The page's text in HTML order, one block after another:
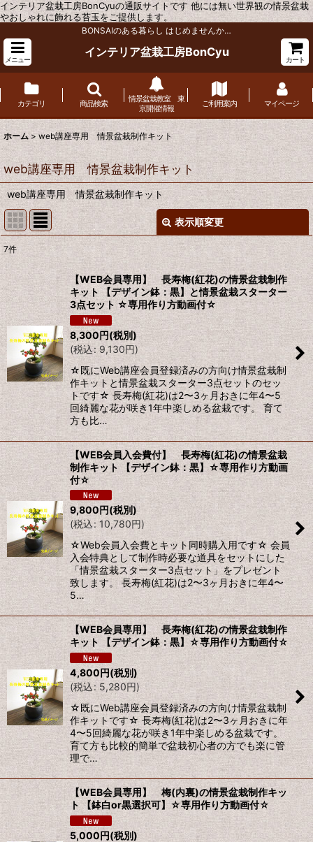
インテリア盆栽工房BonCyuの通販サイトです 他には無い世界観の情景盆栽
やおしゃれに飾れる苔玉をご提供します。
BONSAIのある暮らし はじめませんか…
メニュー
インテリア盆栽工房BonCyu
カート
カテゴリ 商品検索
情景盆栽教室 東
京開催情報
ご利用案内 マイページ
ホーム > web講座専用 情景盆栽制作キット
web講座専用 情景盆栽制作キット
web講座専用 情景盆栽制作キット
表示順変更
表示数
並び順 :
絞り込む
7件
【WEB会員専用】 長寿梅(紅花)の情景盆栽制作
キット 【デザイン鉢：黒】と情景盆栽スターター
3点セット ☆専用作り方動画付☆
8,300円(税別)
(税込: 9,130円)
☆既にWeb講座会員登録済みの方向け情景盆栽制
作キットと情景盆栽スターター3点セットのセッ
トです☆ 長寿梅(紅花)は2〜3ヶ月おきに年4〜5
回綺麗な花が咲き1年中楽しめる盆栽です。 育て
方も比…
【WEB会員入会費付】 長寿梅(紅花)の情景盆栽
制作キット 【デザイン鉢：黒】☆専用作り方動画
付☆
9,800円(税別)
(税込: 10,780円)
☆Web会員入会費とキット同時購入用です☆ 会員
入会特典として制作時必要な道具をセットにした
「情景盆栽スターター3点セット」をプレゼント
致します。 長寿梅(紅花)は2〜3ヶ月おきに年4〜
5…
【WEB会員専用】 長寿梅(紅花)の情景盆栽制作
キット 【デザイン鉢：黒】☆専用作り方動画付☆
4,800円(税別)
(税込: 5,280円)
☆既にWeb講座会員登録済みの方向け情景盆栽制
作キットです☆ 長寿梅(紅花)は2〜3ヶ月おきに年
4〜5回綺麗な花が咲き1年中楽しめる盆栽です。
育て方も比較的簡単で盆栽初心者の方でも楽に管
理で…
【WEB会員専用】 梅(内裏)の情景盆栽制作キッ
ト 【鉢白or黒選択可】☆専用作り方動画付☆
5,000円(税別)